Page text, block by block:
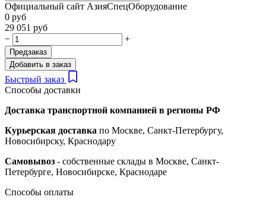
Официальный сайт АзияСпецОборудование
0 руб
29 051 руб
−
+
Предзаказ
Добавить в заказ
Быстрый заказ
Способы доставки
Доставка транспортной компанией в регионы РФ
Курьерская доставка по Моcкве, Санкт-Петербургу,
Новосибирску, Краснодару
Cамовывоз - собственные склады в Москве, Санкт-
Петербурге, Новосибирске, Краснодаре
Способы оплаты